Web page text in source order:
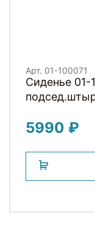
Арт. 01-100071
Сиденье 01-
5990 ₽